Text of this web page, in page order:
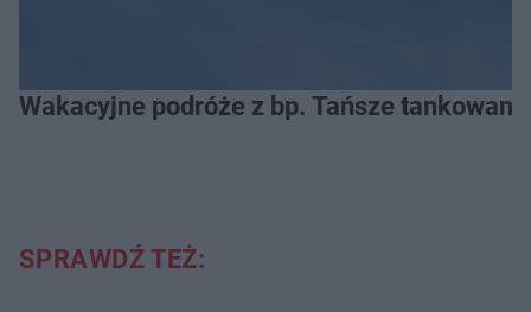
Wakacyjne podróże z bp. Tańsze
SPRAWDŹ TEŻ: